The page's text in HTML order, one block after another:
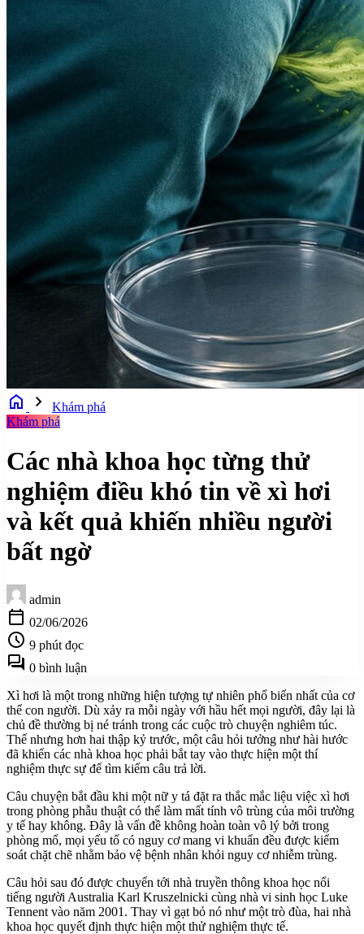
home chevron_right
Khám phá
Khám phá
Các nhà khoa học từng thử
nghiệm điều khó tin về xì hơi
và kết quả khiến nhiều người
bất ngờ
admin
calendar_today 02/06/2026
schedule 9 phút đọc
forum 0 bình luận
Xì hơi là một trong những hiện tượng tự nhiên phổ biến nhất của cơ
thể con người. Dù xảy ra mỗi ngày với hầu hết mọi người, đây lại là
chủ đề thường bị né tránh trong các cuộc trò chuyện nghiêm túc.
Thế nhưng hơn hai thập kỷ trước, một câu hỏi tưởng như hài hước
đã khiến các nhà khoa học phải bắt tay vào thực hiện một thí
nghiệm thực sự để tìm kiếm câu trả lời.
Câu chuyện bắt đầu khi một nữ y tá đặt ra thắc mắc liệu việc xì hơi
trong phòng phẫu thuật có thể làm mất tính vô trùng của môi trường
y tế hay không. Đây là vấn đề không hoàn toàn vô lý bởi trong
phòng mổ, mọi yếu tố có nguy cơ mang vi khuẩn đều được kiểm
soát chặt chẽ nhằm bảo vệ bệnh nhân khỏi nguy cơ nhiễm trùng.
Câu hỏi sau đó được chuyển tới nhà truyền thông khoa học nổi
tiếng người Australia Karl Kruszelnicki cùng nhà vi sinh học Luke
Tennent vào năm 2001. Thay vì gạt bỏ nó như một trò đùa, hai nhà
khoa học quyết định thực hiện một thử nghiệm thực tế.